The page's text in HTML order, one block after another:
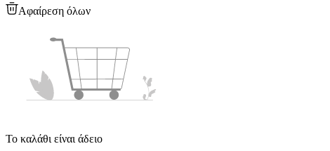
Αφαίρεση όλων
Το καλάθι είναι άδειο